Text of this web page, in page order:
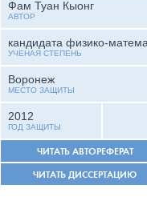
Фам Туан Кыонг
АВТОР
кандидата физико-
УЧЕНАЯ СТЕПЕНЬ
Воронеж
МЕСТО ЗАЩИТЫ
2012
ГОД ЗАЩИТЫ
ЧИТАТЬ АВТОРЕФЕРАТ
ЧИТАТЬ ДИССЕРТАЦИЮ